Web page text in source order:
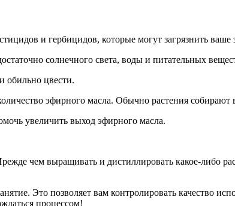
и гербицидов, которые могут загрязнить ваше
солнечного света, воды и питательных
обильно цвести.
эфирного масла. Обычно растения
увеличить выход эфирного масла.
чем выращивать и дистиллировать какое-либо
Это позволяет вам контролировать качество
процессом!